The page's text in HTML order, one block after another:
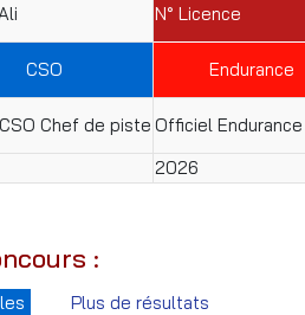
N° Licence
CSO
Endurance
Chef de piste Officiel
2026
:
Plus de résultats